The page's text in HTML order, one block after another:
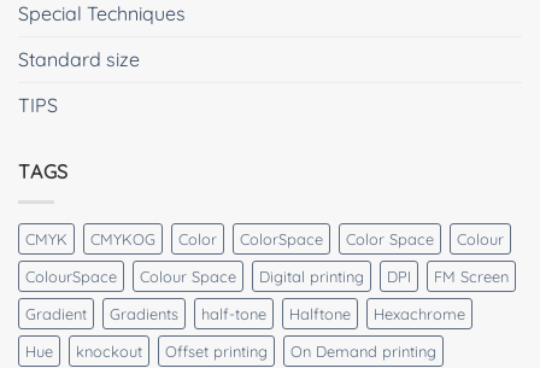
Special Techniques
Standard size
TIPS
TAGS
CMYK CMYKOG Color ColorSpace Color Space
Colour
ColourSpace
Colour Space Digital printing DPI
FM Screen
Gradient
Gradients half-tone Halftone
Hexachrome
Hue
knockout Offset printing
On Demand printing